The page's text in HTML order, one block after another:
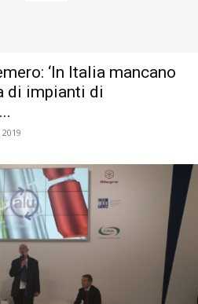
‘In Italia mancano
di impianti di